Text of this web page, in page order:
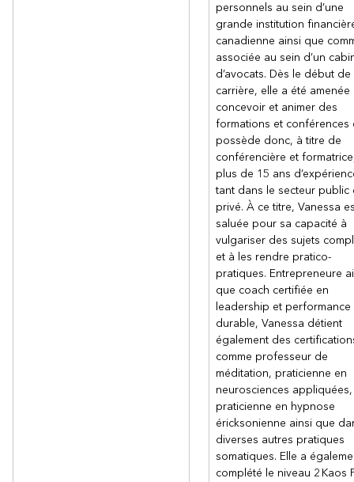
personnels au sein d’une
grande institution
canadienne ainsi que
associée au sein d’un
d’avocats. Dès le début de
carrière, elle a été amenée
concevoir et animer des
formations et conférences
possède donc, à titre de
conférencière et
plus de 15 ans
tant dans le secteur public
privé. À ce titre, Vanessa
saluée pour sa capacité à
vulgariser des sujets
et à les rendre pratico-
pratiques. Entrepreneure
que coach certifiée en
leadership et performance
durable, Vanessa détient
également des
comme professeur de
méditation, praticienne en
neurosciences appliquées,
praticienne en hypnose
éricksonienne ainsi que
diverses autres pratiques
somatiques. Elle a
complété le niveau 2 Kaos